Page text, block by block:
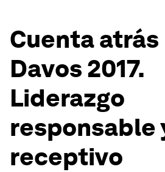
Cuenta atrás
Davos 2017.
Liderazgo
responsable
receptivo